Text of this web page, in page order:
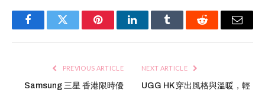
FacebookTwitter PinterestLinkedInTumblr Reddit Email
PREVIOUS ARTICLE
Samsung 三星 香港限時優
NEXT ARTICLE
UGG HK 穿出風格與溫暖，輕